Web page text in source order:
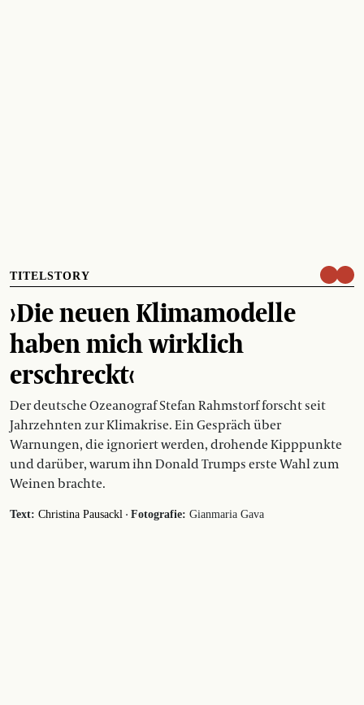
TITELSTORY
›Die neuen Klimamodelle
haben mich wirklich
erschreckt‹
Der deutsche Ozeanograf Stefan Rahmstorf forscht seit
Jahrzehnten zur Klimakrise. Ein Gespräch über
Warnungen, die ignoriert werden, drohende Kipppunkte
und darüber, warum ihn Donald Trumps erste Wahl zum
Weinen brachte.
Text: Christina Pausackl · Fotografie: Gianmaria Gava